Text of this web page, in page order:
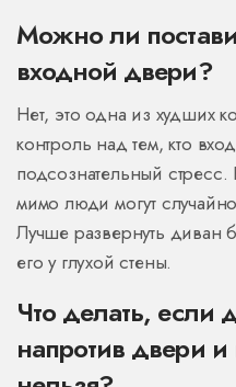
Можно ли
входной двери?
Нет, это одна из худших
контроль над тем, кто
подсознательный
мимо люди могут
Лучше развернуть диван
его у глухой стены.
Что делать, если
напротив двери и